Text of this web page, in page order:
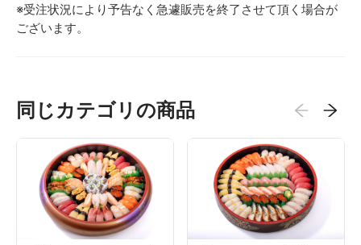
※受注状況により予告なく急遽販売を終了させて頂く場合が
ございます。
同じカテゴリの商品